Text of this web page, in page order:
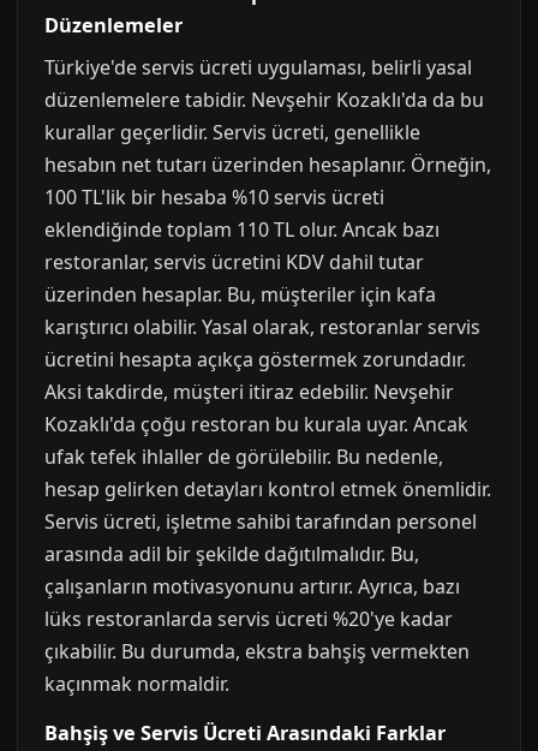
Düzenlemeler
Türkiye'de servis ücreti uygulaması, belirli yasal
düzenlemelere tabidir. Nevşehir Kozaklı'da da bu
kurallar geçerlidir. Servis ücreti, genellikle
hesabın net tutarı üzerinden hesaplanır. Örneğin,
100 TL'lik bir hesaba %10 servis ücreti
eklendiğinde toplam 110 TL olur. Ancak bazı
restoranlar, servis ücretini KDV dahil tutar
üzerinden hesaplar. Bu, müşteriler için kafa
karıştırıcı olabilir. Yasal olarak, restoranlar servis
ücretini hesapta açıkça göstermek zorundadır.
Aksi takdirde, müşteri itiraz edebilir. Nevşehir
Kozaklı'da çoğu restoran bu kurala uyar. Ancak
ufak tefek ihlaller de görülebilir. Bu nedenle,
hesap gelirken detayları kontrol etmek önemlidir.
Servis ücreti, işletme sahibi tarafından personel
arasında adil bir şekilde dağıtılmalıdır. Bu,
çalışanların motivasyonunu artırır. Ayrıca, bazı
lüks restoranlarda servis ücreti %20'ye kadar
çıkabilir. Bu durumda, ekstra bahşiş vermekten
kaçınmak normaldir.
Bahşiş ve Servis Ücreti Arasındaki Farklar